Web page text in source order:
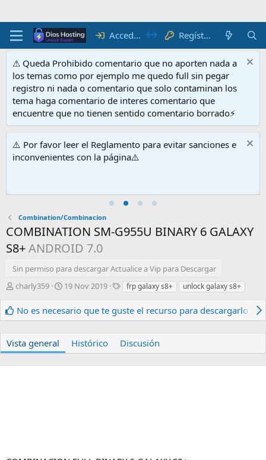
Acceder Regístrate
⚠ Queda Prohibido comentario que no aporten nada a
los temas como por ejemplo me quedo full sin pegar
registro ni nada o comentario que solo contaminan los
tema haga comentario de interes comentario que
encuentre que no tienen sentido comentario borrado⚡
⚠️ Por favor leer el Reglamento para evitar sanciones e
inconvenientes con la página⚠️
Combination/Combinacion
COMBINATION SM-G955U BINARY 6 GALAXY
S8+ANDROID 7.0
Sin permiso para descargar Actualice a Vip para Descargar
A
t
charly359
F
c
e
19 Nov 2019
E
i
e
t
frp galaxy s8+ unlock galaxy s8+
No es necesario que te guste el recurso para descargarlo.
Vista general Histórico Discusión